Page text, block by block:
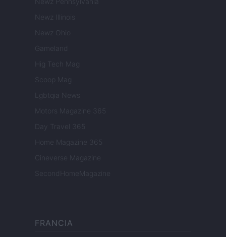
Newz Illinois
Newz Ohio
Gameland
Hig Tech Mag
Scoop Mag
Lgbtqia News
Motors Magazine 365
Day Travel 365
Home Magazine 365
Cineverse Magazine
SecondHomeMagazine
FRANCIA